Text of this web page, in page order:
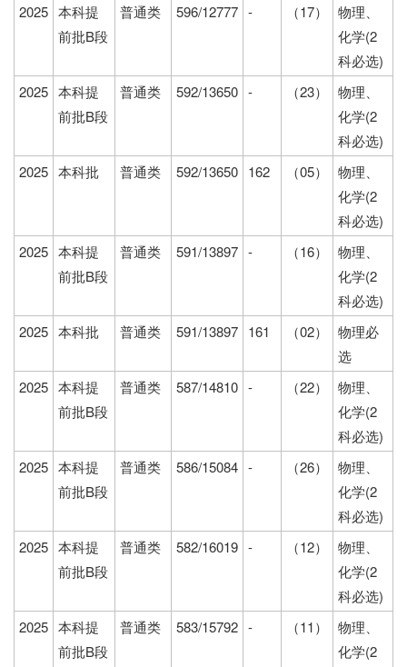
2025 本科提
前批B段
普通类 596/12777 - （17）
物理、
化学(2
科必选)
2025 本科提
前批B段
普通类 592/13650 - （23）
物理、
化学(2
科必选)
2025 本科批 普通类 592/13650 162 （05）
物理、
化学(2
科必选)
2025 本科提
前批B段
普通类 591/13897 - （16）
物理、
化学(2
科必选)
2025 本科批 普通类 591/13897 161 （02）
物理必
选
2025 本科提
前批B段
普通类 587/14810 - （22）
物理、
化学(2
科必选)
2025 本科提
前批B段
普通类 586/15084 - （26）
物理、
化学(2
科必选)
2025 本科提
前批B段
普通类 582/16019 - （12）
物理、
化学(2
科必选)
2025 本科提
前批B段
普通类 583/15792 - （11）
物理、
化学(2